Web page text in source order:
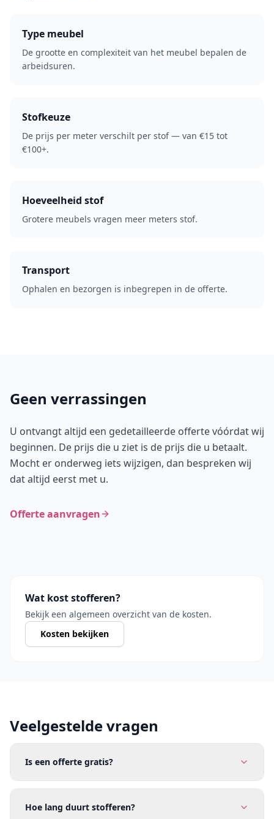
Type meubel
De grootte en complexiteit van het meubel bepalen de
arbeidsuren.
Stofkeuze
De prijs per meter verschilt per stof — van €15 tot
€100+.
Hoeveelheid stof
Grotere meubels vragen meer meters stof.
Transport
Ophalen en bezorgen is inbegrepen in de offerte.
Geen verrassingen
U ontvangt altijd een gedetailleerde offerte vóórdat wij
beginnen. De prijs die u ziet is de prijs die u betaalt.
Mocht er onderweg iets wijzigen, dan bespreken wij
dat altijd eerst met u.
Offerte aanvragen
Wat kost stofferen?
Bekijk een algemeen overzicht van de kosten.
Kosten bekijken
Veelgestelde vragen
Is een offerte gratis?
Hoe lang duurt stofferen?